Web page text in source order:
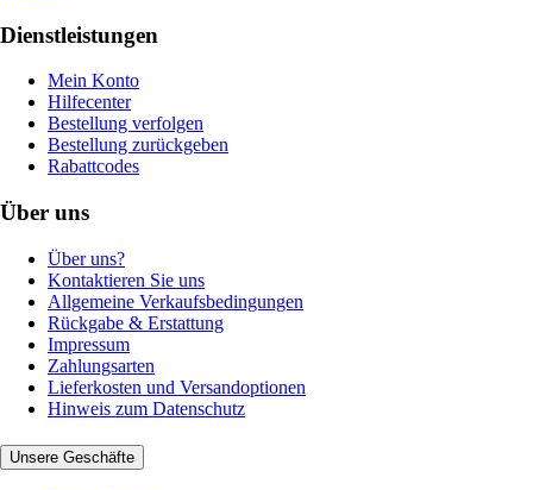
Dienstleistungen
Mein Konto
Hilfecenter
Bestellung verfolgen
Bestellung zurückgeben
Rabattcodes
Über uns
Über uns?
Kontaktieren Sie uns
Allgemeine Verkaufsbedingungen
Rückgabe & Erstattung
Impressum
Zahlungsarten
Lieferkosten und Versandoptionen
Hinweis zum Datenschutz
Unsere Geschäfte